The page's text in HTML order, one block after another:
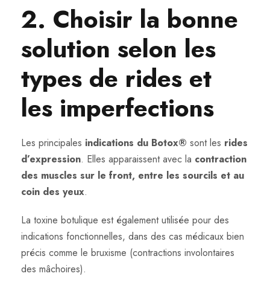
2. Choisir la bonne
solution selon les
types de rides et
les imperfections
Les principales indications du Botox® sont les rides
d’expression. Elles apparaissent avec la contraction
des muscles sur le front, entre les sourcils et au
coin des yeux.
La toxine botulique est également utilisée pour des
indications fonctionnelles, dans des cas médicaux bien
précis comme le bruxisme (contractions involontaires
des mâchoires).